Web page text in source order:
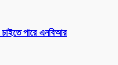
পারে এনবিআর